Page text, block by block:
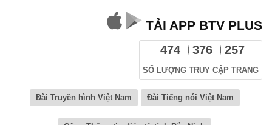
TẢI APP BTV PLUS
474 376 257
SỐ LƯỢNG TRUY CẬP TRANG
Đài Truyền hình Việt Nam Đài Tiếng nói Việt Nam